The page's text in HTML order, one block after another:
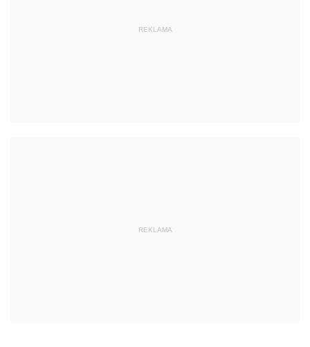
REKLAMA
REKLAMA